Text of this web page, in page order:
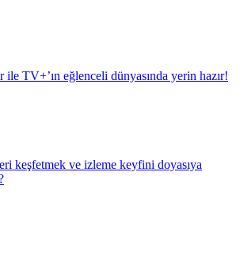
ile TV+’ın eğlenceli dünyasında yerin hazır!
keşfetmek ve izleme keyfini doyasıya